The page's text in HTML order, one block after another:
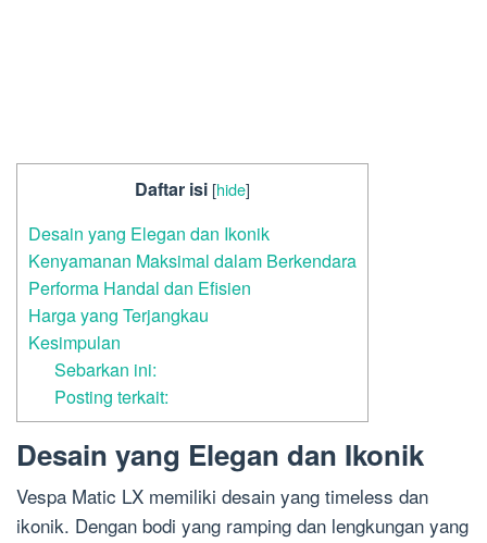
Daftar isi [hide]
Desain yang Elegan dan Ikonik
Kenyamanan Maksimal dalam Berkendara
Performa Handal dan Efisien
Harga yang Terjangkau
Kesimpulan
Sebarkan ini:
Posting terkait:
Desain yang Elegan dan Ikonik
Vespa Matic LX memiliki desain yang timeless dan
ikonik. Dengan bodi yang ramping dan lengkungan yang